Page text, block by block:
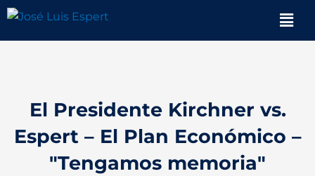
contenido
El Presidente Kirchner vs.
Espert – El Plan Económico –
"Tengamos memoria"